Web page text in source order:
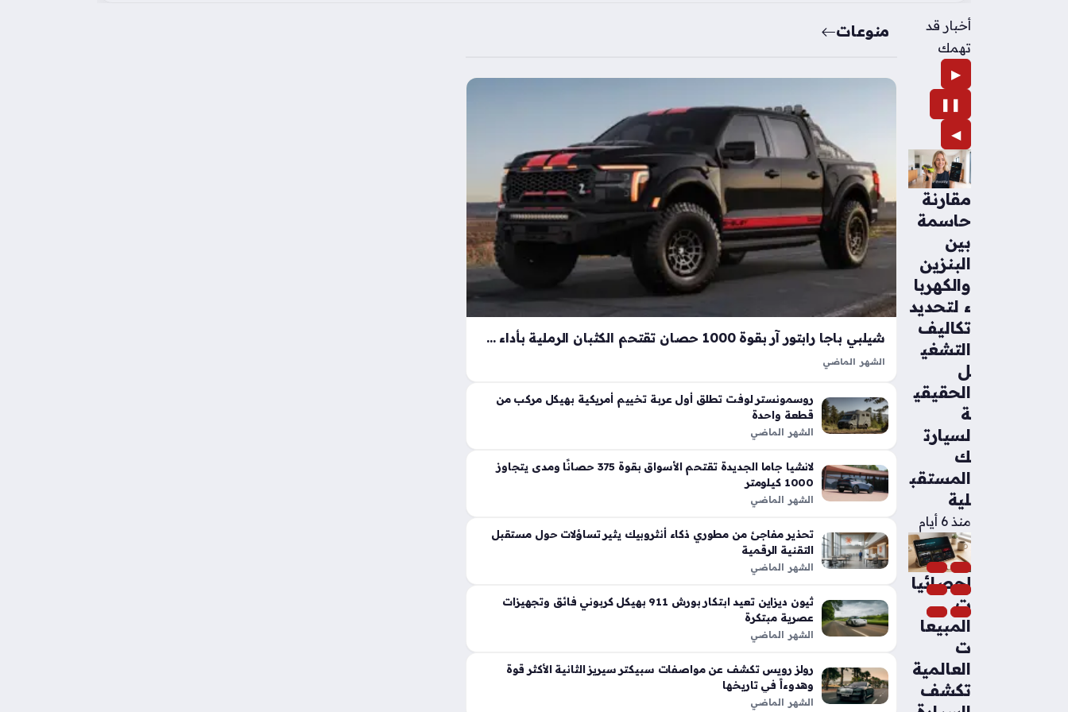
أخبار قد
تهمك
▶
❚❚
◀
مقارنة
حاسمة
بين
البنزين
والكهربا
ء لتحديد
تكاليف
التشغي
ل
الحقيقي
ة
لسيارت
ك
المستقب
لية
منذ 6 أيام
إحصائيا
ت
المبيعا
ت
العالمية
تكشف
منوعات
شيلبي باجا رابتور آر بقوة 1000 حصان تقتحم الكثبان الرملية بأداء خارق
الشهر الماضي
الأداء التقليدية في شاحنات البيك أب، إذ ارتقت بهذه الفئة إلى مستويات غير مسبوقة
بفضل تعديلات…
روسمونستر لوفت تطلق أول عربة تخييم أمريكية بهيكل مركب من
قطعة واحدة
الشهر الماضي
لانشيا جاما الجديدة تقتحم الأسواق بقوة 375 حصانًا ومدى يتجاوز
1000 كيلومتر
الشهر الماضي
تحذير مفاجئ من مطوري ذكاء أنثروبيك يثير تساؤلات حول مستقبل
التقنية الرقمية
الشهر الماضي
ثيون ديزاين تعيد ابتكار بورش 911 بهيكل كربوني فائق وتجهيزات
عصرية مبتكرة
الشهر الماضي
رولز رويس تكشف عن مواصفات سبيكتر سيريز الثانية الأكثر قوة
وهدوءاً في تاريخها
الشهر الماضي